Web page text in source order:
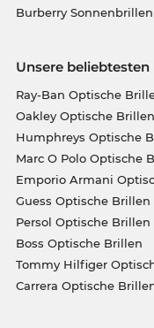
Burberry Sonnenbrillen
Unsere
Ray-Ban Optische
Oakley Optische Brillen
Humphreys Optische
Marc O Polo Optische
Emporio Armani
Guess Optische Brillen
Persol Optische Brillen
Boss Optische Brillen
Tommy Hilfiger
Carrera Optische